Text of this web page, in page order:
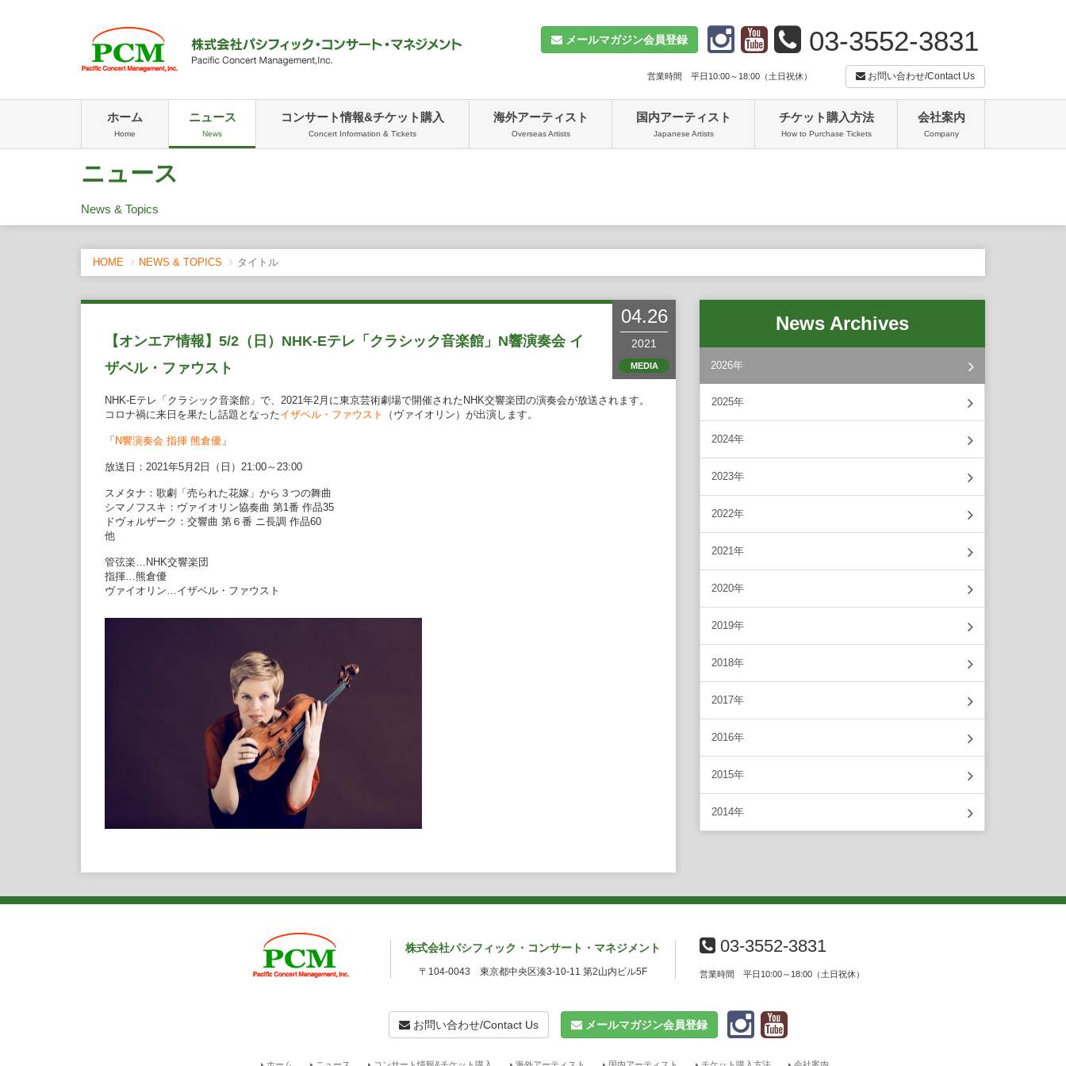
メールマガジン会員登録 03-3552-3831
営業時間 平日10:00～18:00（土日祝休） お問い合わせ/Contact Us
ホーム
Home
ニュース
News
コンサート情報&チケット購入
Concert Information & Tickets
海外アーティスト
Overseas Artists
国内アーティスト
Japanese Artists
チケット購入方法
How to Purchase Tickets
会社案内
Company
ニュース
News & Topics
HOME NEWS & TOPICS タイトル
04.26
2021
MEDIA
【オンエア情報】5/2（日）NHK-Eテレ「クラシック音楽館」N響演奏会 イ
ザベル・ファウスト
NHK-Eテレ「クラシック音楽館」で、2021年2月に東京芸術劇場で開催されたNHK交響楽団の演奏会が放送されます。
コロナ禍に来日を果たし話題となったイザベル・ファウスト （ヴァイオリン）が出演します。
「 N響演奏会 指揮 熊倉優 」
放送日：2021年5月2日（日）21:00～23:00
スメタナ：歌劇「売られた花嫁」から３つの舞曲
シマノフスキ：ヴァイオリン協奏曲 第1番 作品35
ドヴォルザーク：交響曲 第６番 ニ長調 作品60
他
管弦楽…NHK交響楽団
指揮…熊倉優
ヴァイオリン…イザベル・ファウスト
News Archives
2026年
2025年
2024年
2023年
2022年
2021年
2020年
2019年
2018年
2017年
2016年
2015年
2014年
株式会社パシフィック・コンサート・マネジメント
〒104-0043 東京都中央区湊3-10-11 第2山内ビル5F
03-3552-3831
営業時間 平日10:00～18:00（土日祝休）
お問い合わせ/Contact Us メールマガジン会員登録